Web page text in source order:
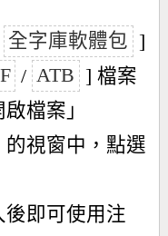
全字庫軟體包 ]
/ ATB ] 檔案
檔案」
視窗中，點選
即可使用注